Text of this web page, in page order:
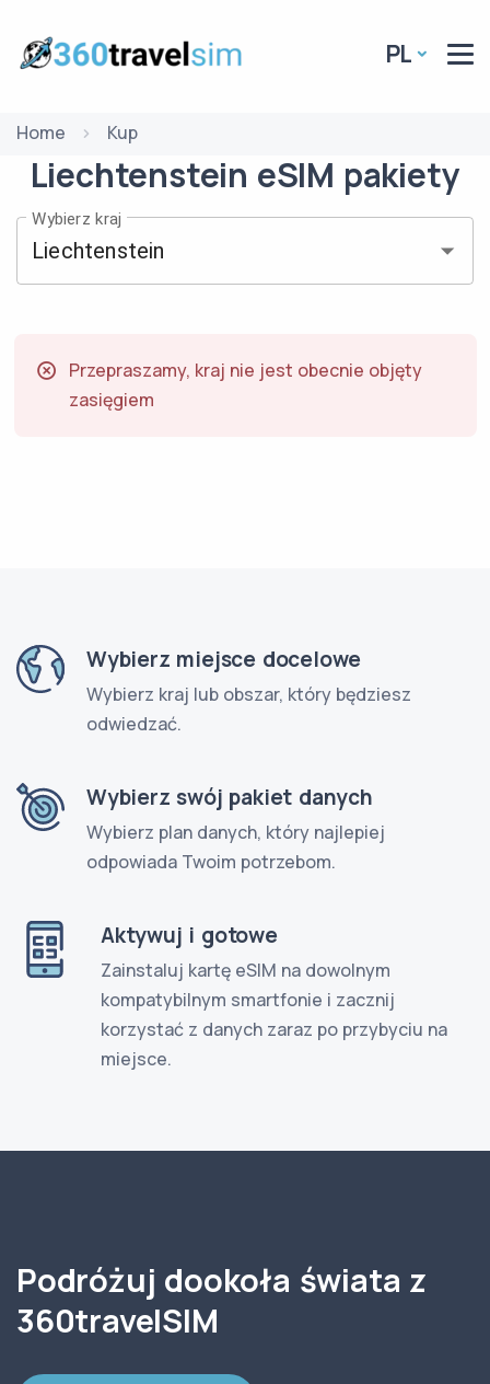
PL
Home Kup
Liechtenstein eSIM pakiety
Wybierz kraj
Przepraszamy, kraj nie jest obecnie objęty
zasięgiem
Wybierz miejsce docelowe
Wybierz kraj lub obszar, który będziesz
odwiedzać.
Wybierz swój pakiet danych
Wybierz plan danych, który najlepiej
odpowiada Twoim potrzebom.
Aktywuj i gotowe
Zainstaluj kartę eSIM na dowolnym
kompatybilnym smartfonie i zacznij
korzystać z danych zaraz po przybyciu na
miejsce.
Podróżuj dookoła świata z
360travelSIM